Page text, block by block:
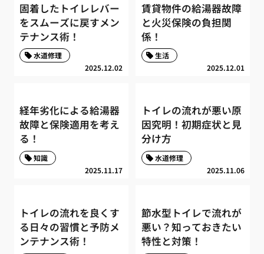
固着したトイレレバー
をスムーズに戻すメン
テナンス術！
2025.12.02
水道修理
賃貸物件の給湯器故障
と火災保険の負担関
係！
2025.12.01
生活
経年劣化による給湯器
故障と保険適用を考え
る！
2025.11.17
知識
トイレの流れが悪い原
因究明！初期症状と見
分け方
2025.11.06
水道修理
トイレの流れを良くす
る日々の習慣と予防メ
ンテナンス術！
節水型トイレで流れが
悪い？知っておきたい
特性と対策！